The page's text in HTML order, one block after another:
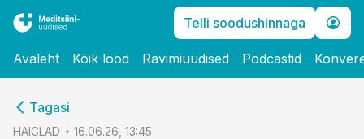
Telli soodushinnaga
Avaleht Kõik lood Ravimiuudised Podcastid
Tagasi
HAIGLAD 16.06.26, 13:45